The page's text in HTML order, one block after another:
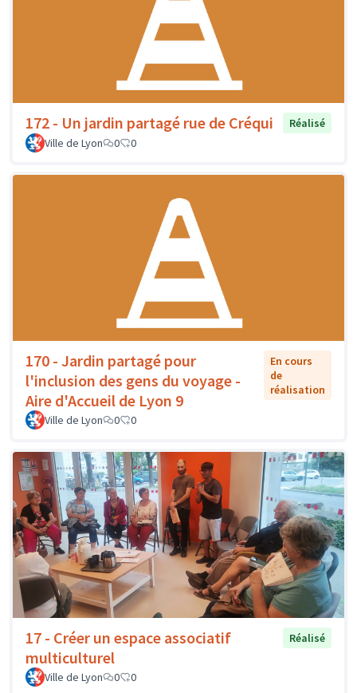
172 - Un jardin partagé rue de Créqui
Réalisé
Ville de Lyon
0 0
170 - Jardin partagé pour
l'inclusion des gens du voyage -
Aire d'Accueil de Lyon 9
En cours
de
réalisation
Ville de Lyon 0 0
17 - Créer un espace associatif
multiculturel
Réalisé
Ville de Lyon 0 0